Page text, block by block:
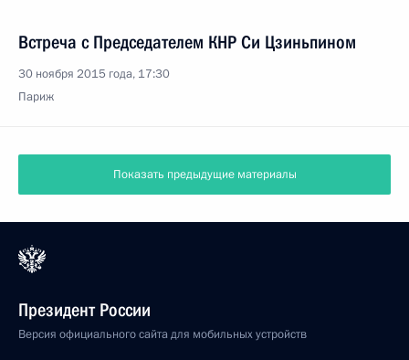
Встреча с Председателем КНР Си Цзиньпином
30 ноября 2015 года, 17:30
Париж
Показать предыдущие материалы
Президент России
Версия официального сайта для мобильных устройств